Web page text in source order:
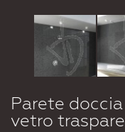
Parete
vetro